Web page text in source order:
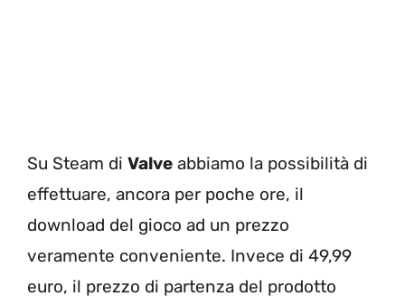
Su Steam di Valve abbiamo la possibilità di
effettuare, ancora per poche ore, il
download del gioco ad un prezzo
veramente conveniente. Invece di 49,99
euro, il prezzo di partenza del prodotto